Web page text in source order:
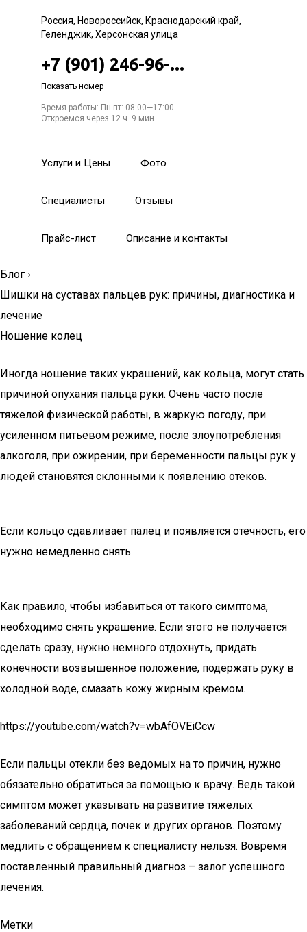
Россия, Новороссийск, Краснодарский край,
Геленджик, Херсонская улица
+7 (901) 246-96-...
Показать номер
Время работы: Пн-пт: 08:00—17:00
Откроемся через 12 ч. 9 мин.
Услуги и Цены Фото
Специалисты Отзывы
Прайс-лист Описание и контакты
Блог ›
Шишки на суставах пальцев рук: причины, диагностика и
лечение
Ношение колец
Иногда ношение таких украшений, как кольца, могут стать
причиной опухания пальца руки. Очень часто после
тяжелой физической работы, в жаркую погоду, при
усиленном питьевом режиме, после злоупотребления
алкоголя, при ожирении, при беременности пальцы рук у
людей становятся склонными к появлению отеков.
Если кольцо сдавливает палец и появляется отечность, его
нужно немедленно снять
Как правило, чтобы избавиться от такого симптома,
необходимо снять украшение. Если этого не получается
сделать сразу, нужно немного отдохнуть, придать
конечности возвышенное положение, подержать руку в
холодной воде, смазать кожу жирным кремом.
https://youtube.com/watch?v=wbAfOVEiCcw
Если пальцы отекли без ведомых на то причин, нужно
обязательно обратиться за помощью к врачу. Ведь такой
симптом может указывать на развитие тяжелых
заболеваний сердца, почек и других органов. Поэтому
медлить с обращением к специалисту нельзя. Вовремя
поставленный правильный диагноз – залог успешного
лечения.
Метки